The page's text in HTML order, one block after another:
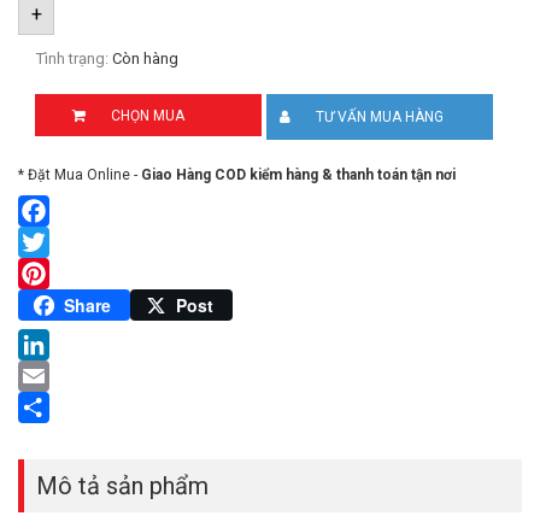
+
Tình trạng: Còn hàng
CHỌN MUA TƯ VẤN MUA HÀNG
* Đặt Mua Online - Giao Hàng COD kiểm hàng & thanh toán tận nơi
Facebook
Twitter
Pinterest
Share Post
LinkedIn
Email
Mô tả sản phẩm